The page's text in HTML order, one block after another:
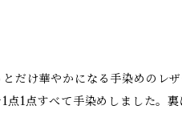
だけ華やかになる手染めのレ
点1点すべて手染めしました。